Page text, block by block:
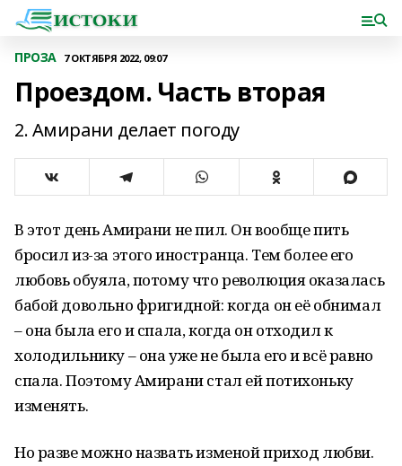
ПРОЗА 7 ОКТЯБРЯ 2022, 09:07
Проездом. Часть вторая
2. Амирани делает погоду
В этот день Амирани не пил. Он вообще пить
бросил из-за этого иностранца. Тем более его
любовь обуяла, потому что революция оказалась
бабой довольно фригидной: когда он её обнимал
– она была его и спала, когда он отходил к
холодильнику – она уже не была его и всё равно
спала. Поэтому Амирани стал ей потихоньку
изменять.
Но разве можно назвать изменой приход любви.